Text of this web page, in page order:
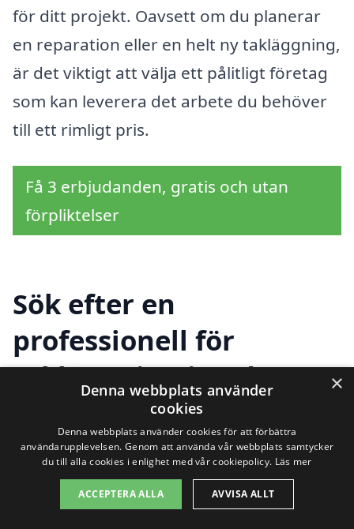
för ditt projekt. Oavsett om du planerar
en reparation eller en helt ny takläggning,
är det viktigt att välja ett pålitligt företag
som kan leverera det arbete du behöver
till ett rimligt pris.
Få 3 erbjudanden, gratis och utan
förpliktelser
Sök efter en
professionell för
takläggning i andra
städer nära
Ramstalund
Att hitta rätt företag förtakläggning i
×
Denna webbplats använder
cookies
Denna webbplats använder cookies för att förbättra
användarupplevelsen. Genom att använda vår webbplats samtycker
du till alla cookies i enlighet med vår cookiepolicy. Läs mer
ACCEPTERA ALLA AVVISA ALLT